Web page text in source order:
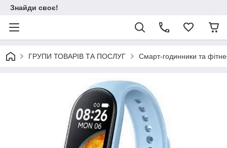
Знайди своє!
ГРУПИ ТОВАРІВ ТА ПОСЛУГ Смарт-годинники та